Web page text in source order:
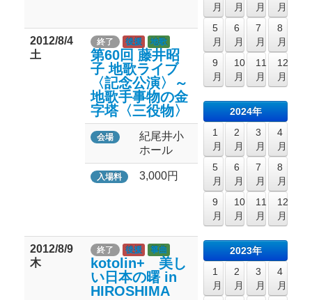
2012/8/4
土
終了 後援 地歌
第60回 藤井昭
子 地歌ライブ
〈記念公演〉～
地歌手事物の金
字塔〈三役物〉
会場
紀尾井小
ホール
入場料 3,000円
2012/8/9
木
終了 後援 箏曲
kotolin+ 美し
い日本の曙 in
HIROSHIMA
月
月
月
月
5
月
6
月
7
月
8
月
9
月
10
月
11
月
12
月
2024年
1
月
2
月
3
月
4
月
5
月
6
月
7
月
8
月
9
月
10
月
11
月
12
月
2023年
1
月
2
月
3
月
4
月